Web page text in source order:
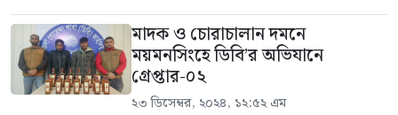
মাদক ও চোরাচালান দমনে
ময়মনসিংহে ডিবি’র অভিযানে
গ্রেপ্তার-০২
২৩ ডিসেম্বর, ২০২৪, ১২:৫২ এম